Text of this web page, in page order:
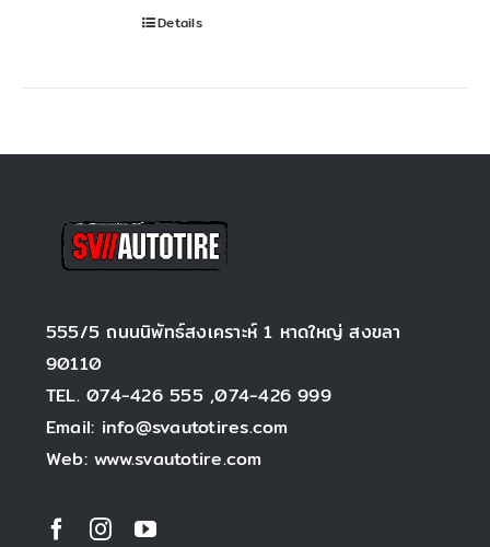
Details
555/5 ถนนนิพัทธ์สงเคราะห์ 1 หาดใหญ่ สงขลา
90110
TEL. 074-426 555 ,074-426 999
Email: info@svautotires.com
Web: www.svautotire.com